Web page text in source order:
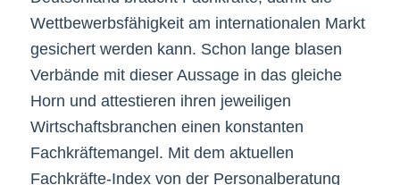
Wettbewerbsfähigkeit am internationalen Markt
gesichert werden kann. Schon lange blasen
Verbände mit dieser Aussage in das gleiche
Horn und attestieren ihren jeweiligen
Wirtschaftsbranchen einen konstanten
Fachkräftemangel. Mit dem aktuellen
Fachkräfte-Index von der Personalberatung